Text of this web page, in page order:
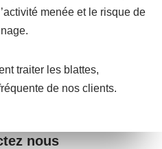
menée et le risque de
traiter les blattes,
de nos clients.
nous